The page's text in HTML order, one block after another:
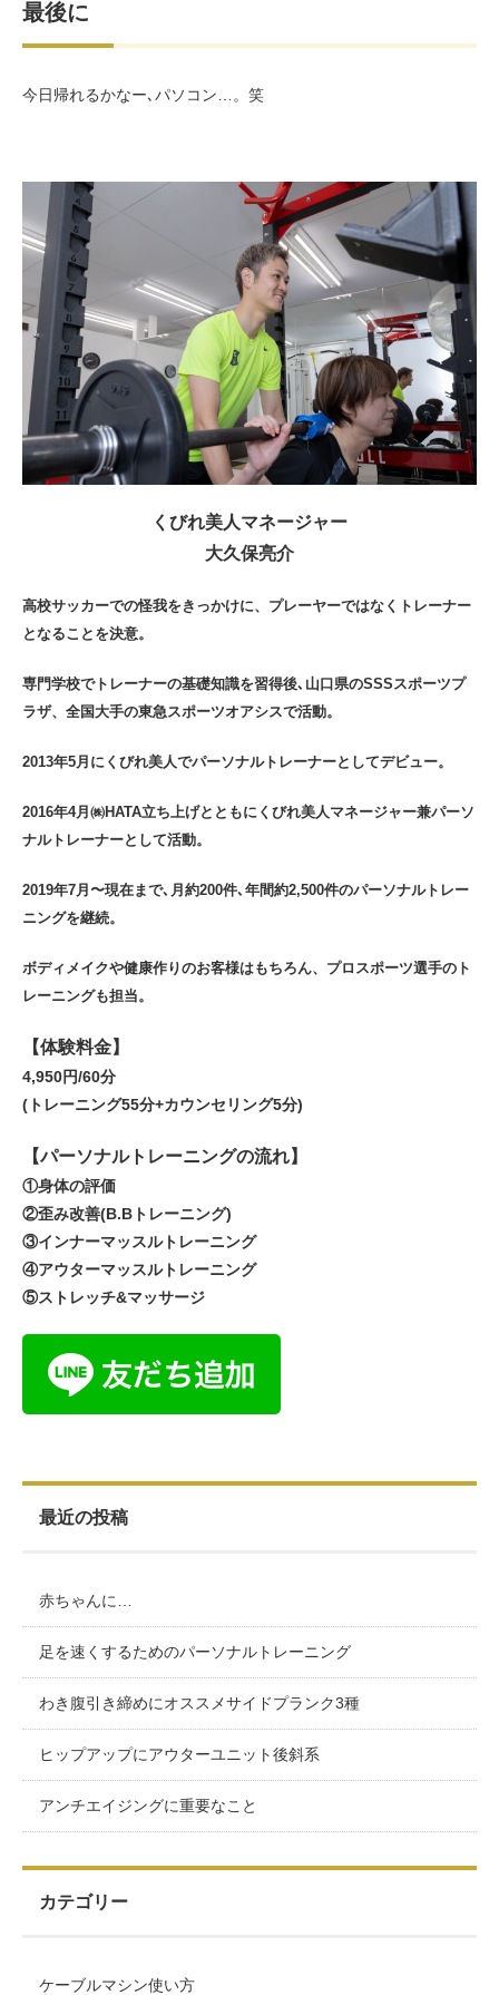
最後に
今日帰れるかなー､パソコン…。笑
くびれ美人マネージャー
大久保亮介
高校サッカーでの怪我をきっかけに、プレーヤーではなくトレーナー
となることを決意。
専門学校でトレーナーの基礎知識を習得後､山口県のSSSスポーツプ
ラザ、全国大手の東急スポーツオアシスで活動。
2013年5月にくびれ美人でパーソナルトレーナーとしてデビュー。
2016年4月㈱HATA立ち上げとともにくびれ美人マネージャー兼パーソ
ナルトレーナーとして活動。
2019年7月〜現在まで､月約200件､年間約2,500件のパーソナルトレー
ニングを継続。
ボディメイクや健康作りのお客様はもちろん、プロスポーツ選手のト
レーニングも担当。
【体験料金】
4,950円/60分
(トレーニング55分+カウンセリング5分)
【パーソナルトレーニングの流れ】
①身体の評価
②歪み改善(B.Bトレーニング)
③インナーマッスルトレーニング
④アウターマッスルトレーニング
⑤ストレッチ&マッサージ
最近の投稿
赤ちゃんに…
足を速くするためのパーソナルトレーニング
わき腹引き締めにオススメサイドプランク3種
ヒップアップにアウターユニット後斜系
アンチエイジングに重要なこと
カテゴリー
ケーブルマシン使い方